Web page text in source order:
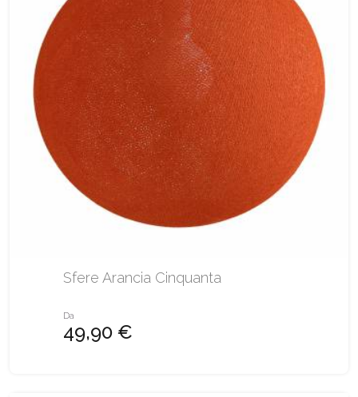
Sfere Arancia Cinquanta
Da
49,90 €